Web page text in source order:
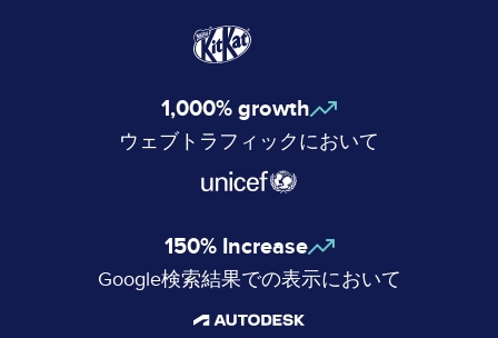
1,000% growth
ウェブトラフィックにおいて
150% Increase
Google検索結果での表示において